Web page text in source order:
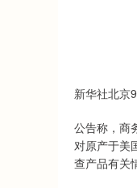
新华社北京
公告称，商
对原产于美
查产品有关